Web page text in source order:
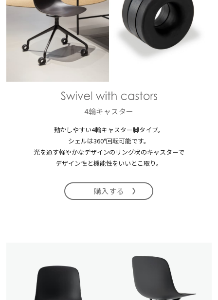
4輪キャスター
動かしやすい4輪キャスター脚タイプ。
シェルは360°回転可能です。
光を通す軽やかなデザインのリング状のキャスターで
デザイン性と機能性をいいとこ取り。
購入する